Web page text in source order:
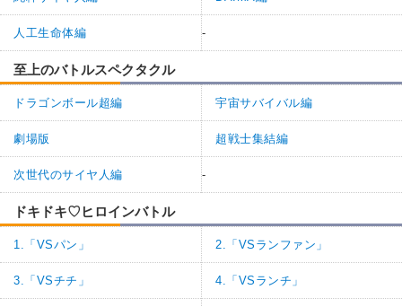
人工生命体編 -
至上のバトルスペクタクル
ドラゴンボール超編 宇宙サバイバル編
劇場版 超戦士集結編
次世代のサイヤ人編 -
ドキドキ♡ヒロインバトル
1.「VSパン」 2.「VSランファン」
3.「VSチチ」 4.「VSランチ」